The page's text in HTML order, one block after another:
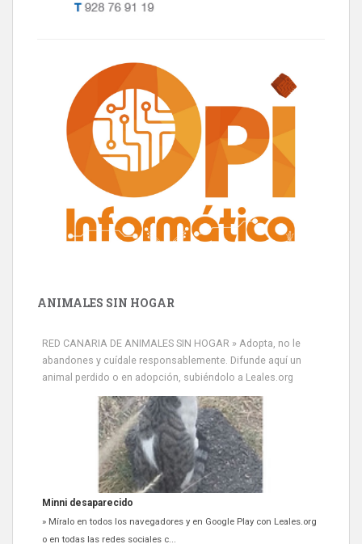
ANIMALES SIN HOGAR
RED CANARIA DE ANIMALES SIN HOGAR » Adopta, no le
abandones y cuídale responsablemente. Difunde aquí un
animal perdido o en adopción, subiéndolo a Leales.org
Siami Perdida
Se llama Siami,es hembra de 4 años,esterilizada con marca de
oreja,cariñosa,mimosa pero miedosa,e...